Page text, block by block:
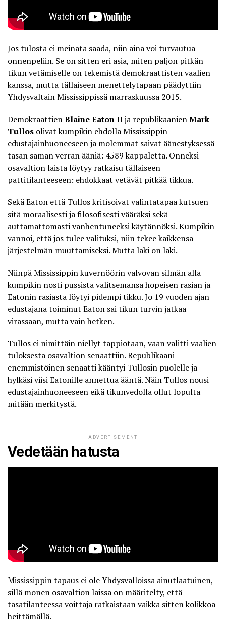
Jos tulosta ei meinata saada, niin aina voi turvautua
onnenpeliin. Se on sitten eri asia, miten paljon pitkän
tikun vetämiselle on tekemistä demokraattisten vaalien
kanssa, mutta tällaiseen menettelytapaan päädyttiin
Yhdysvaltain Mississippissä marraskuussa 2015.
DemokraattienBlaine Eaton IIja republikaanienMark
Tullos olivat kumpikin ehdolla Mississippin
edustajainhuoneeseen ja molemmat saivat äänestyksessä
tasan saman verran ääniä: 4589 kappaletta. Onneksi
osavaltion laista löytyy ratkaisu tällaiseen
pattitilanteeseen: ehdokkaat vetävät pitkää tikkua.
Sekä Eaton että Tullos kritisoivat valintatapaa kutsuen
sitä moraalisesti ja filosofisesti vääräksi sekä
auttamattomasti vanhentuneeksi käytännöksi. Kumpikin
vannoi, että jos tulee valituksi, niin tekee kaikkensa
järjestelmän muuttamiseksi. Mutta laki on laki.
Niinpä Mississippin kuvernöörin valvovan silmän alla
kumpikin nosti pussista valitsemansa hopeisen rasian ja
Eatonin rasiasta löytyi pidempi tikku. Jo 19 vuoden ajan
edustajana toiminut Eaton sai tikun turvin jatkaa
virassaan, mutta vain hetken.
Tullos ei nimittäin niellyt tappiotaan, vaan valitti vaalien
tuloksesta osavaltion senaattiin. Republikaani-
enemmistöinen senaatti kääntyi Tullosin puolelle ja
hylkäsi viisi Eatonille annettua ääntä. Näin Tullos nousi
edustajainhuoneeseen eikä tikunvedolla ollut lopulta
mitään merkitystä.
ADVERTISEMENT
Vedetään hatusta
Mississippin tapaus ei ole Yhdysvalloissa ainutlaatuinen,
sillä monen osavaltion laissa on määritelty, että
tasatilanteessa voittaja ratkaistaan vaikka sitten kolikkoa
heittämällä.